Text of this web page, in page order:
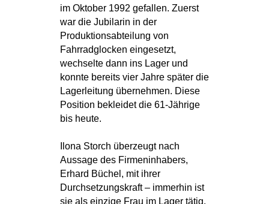
im Oktober 1992 gefallen. Zuerst
war die Jubilarin in der
Produktionsabteilung von
Fahrradglocken eingesetzt,
wechselte dann ins Lager und
konnte bereits vier Jahre später die
Lagerleitung übernehmen. Diese
Position bekleidet die 61-Jährige
bis heute.
Ilona Storch überzeugt nach
Aussage des Firmeninhabers,
Erhard Büchel, mit ihrer
Durchsetzungskraft – immerhin ist
sie als einzige Frau im Lager tätig.